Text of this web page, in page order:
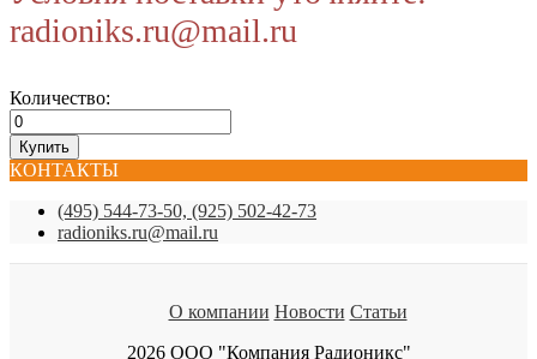
radioniks.ru@mail.ru
Количество:
КОНТАКТЫ
(495) 544-73-50, (925) 502-42-73
radioniks.ru@mail.ru
О компании Новости Статьи
2026 ООО "Компания Радионикс"